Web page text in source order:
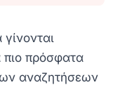
πρόσφατα
αναζητήσεων